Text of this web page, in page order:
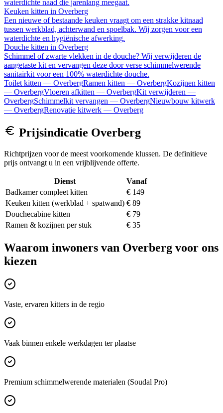
waterdichte naad die jarenlang meegaat.
Keuken kitten in Overberg
Een nieuwe of bestaande keuken vraagt om een strakke kitnaad
tussen werkblad, achterwand en spoelbak. Wij zorgen voor een
waterdichte en hygiënische afwerking.
Douche kitten in Overberg
Schimmel of zwarte vlekken in de douche? Wij verwijderen de
aangetaste kit en vervangen deze door verse schimmelwerende
sanitairkit voor een 100% waterdichte douche.
Toilet kitten — OverbergRamen kitten — OverbergKozijnen kitten
— OverbergVloeren afkitten — OverbergKit verwijderen —
OverbergSchimmelkit vervangen — OverbergNieuwbouw kitwerk
— OverbergRenovatie kitwerk — Overberg
Prijsindicatie Overberg
Richtprijzen voor de meest voorkomende klussen. De definitieve
prijs ontvangt u in een vrijblijvende offerte.
Dienst
Vanaf
Badkamer compleet kitten
€ 149
Keuken kitten (werkblad + spatwand) € 89
Douchecabine kitten
€ 79
Ramen & kozijnen per stuk
€ 35
Waarom inwoners van Overberg voor ons
kiezen
Vaste, ervaren kitters in de regio
Vaak binnen enkele werkdagen ter plaatse
Premium schimmelwerende materialen (Soudal Pro)